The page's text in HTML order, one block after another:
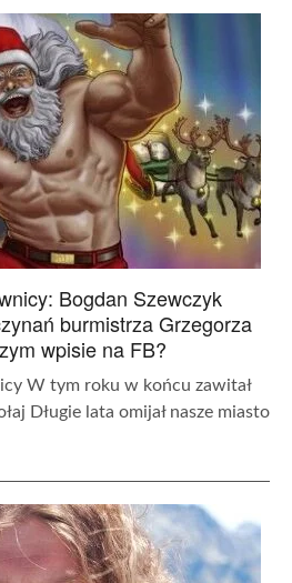
Bogdan Szewczyk
burmistrza Grzegorza
wpisie na FB?
W tym roku w końcu zawitał
Długie lata omijał nasze miasto